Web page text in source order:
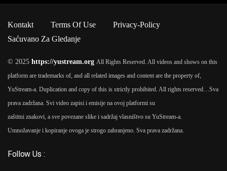
Kontakt Terms Of Use
Privacy-Policy
Saćuvano Za Gledanje
© 2025 https://yustream.org All Rights Reserved. All videos and shows on this
platform are trademarks of, and all related images and content are the property of,
YuStream-a. Duplication and copy of this is strictly prohibited. All rights reserved… Sva
prava zadržana. Svi video zapisi i emisije na ovoj platformi su
zaštitni znakovi, a sve povezane slike i sadržaj vlasništvo su YuStream-a.
Umnožavanje i kopiranje ovoga je strogo zabranjeno. Sva prava zadržana.
Follow Us :